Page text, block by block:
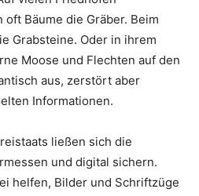
Bäume die Gräber. Beim
Grabsteine. Oder in ihrem
Moose und Flechten auf den
aus, zerstört aber
Informationen.
ließen sich die
und digital sichern.
helfen, Bilder und Schriftzüge